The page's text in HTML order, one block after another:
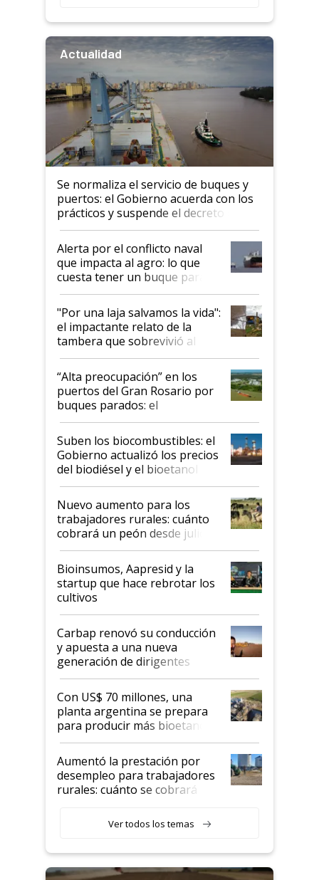
Actualidad
Se normaliza el servicio de buques y
puertos: el Gobierno acuerda con los
prácticos y suspende el decreto de
desregulación
Alerta por el conflicto naval
que impacta al agro: lo que
cuesta tener un buque parado
y el peligro de que Argentina
pase a ser "país sucio"
"Por una laja salvamos la vida":
el impactante relato de la
tambera que sobrevivió al
tornado
“Alta preocupación” en los
puertos del Gran Rosario por
buques parados: el
funcionamiento de las
exportadoras en tensión tras
la medida de fuerza de los
prácticos
Suben los biocombustibles: el
Gobierno actualizó los precios
del biodiésel y el bioetanol
Nuevo aumento para los
trabajadores rurales: cuánto
cobrará un peón desde julio
Bioinsumos, Aapresid y la
startup que hace rebrotar los
cultivos
Carbap renovó su conducción
y apuesta a una nueva
generación de dirigentes
rurales
Con US$ 70 millones, una
planta argentina se prepara
para producir más bioetanol
que nunca
Aumentó la prestación por
desempleo para trabajadores
rurales: cuánto se cobrará
Ver todos los temas